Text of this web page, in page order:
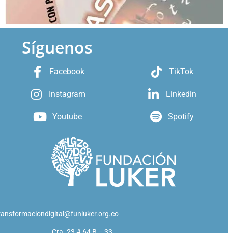
Síguenos
Facebook
Instagram
Youtube
TikTok
Linkedin
Spotify